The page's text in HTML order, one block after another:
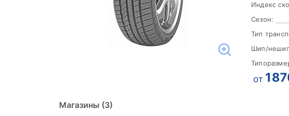
Индекс
Сезон:
Тип
Шип/
от
Магазины (3)